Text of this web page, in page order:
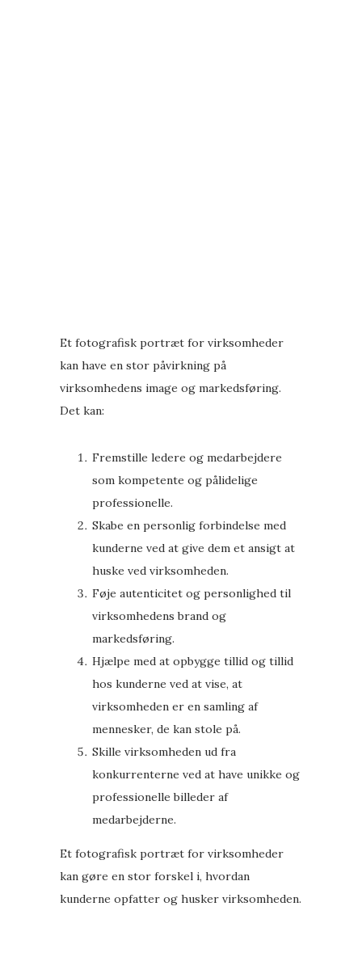
Et fotografisk portræt for virksomheder
kan have en stor påvirkning på
virksomhedens image og markedsføring.
Det kan:
Fremstille ledere og medarbejdere
som kompetente og pålidelige
professionelle.
Skabe en personlig forbindelse med
kunderne ved at give dem et ansigt at
huske ved virksomheden.
Føje autenticitet og personlighed til
virksomhedens brand og
markedsføring.
Hjælpe med at opbygge tillid og tillid
hos kunderne ved at vise, at
virksomheden er en samling af
mennesker, de kan stole på.
Skille virksomheden ud fra
konkurrenterne ved at have unikke og
professionelle billeder af
medarbejderne.
Et fotografisk portræt for virksomheder
kan gøre en stor forskel i, hvordan
kunderne opfatter og husker virksomheden.